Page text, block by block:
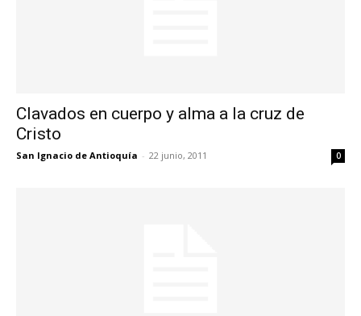
Clavados en cuerpo y alma a la cruz de
Cristo
San Ignacio de Antioquía - 22 junio, 2011 0